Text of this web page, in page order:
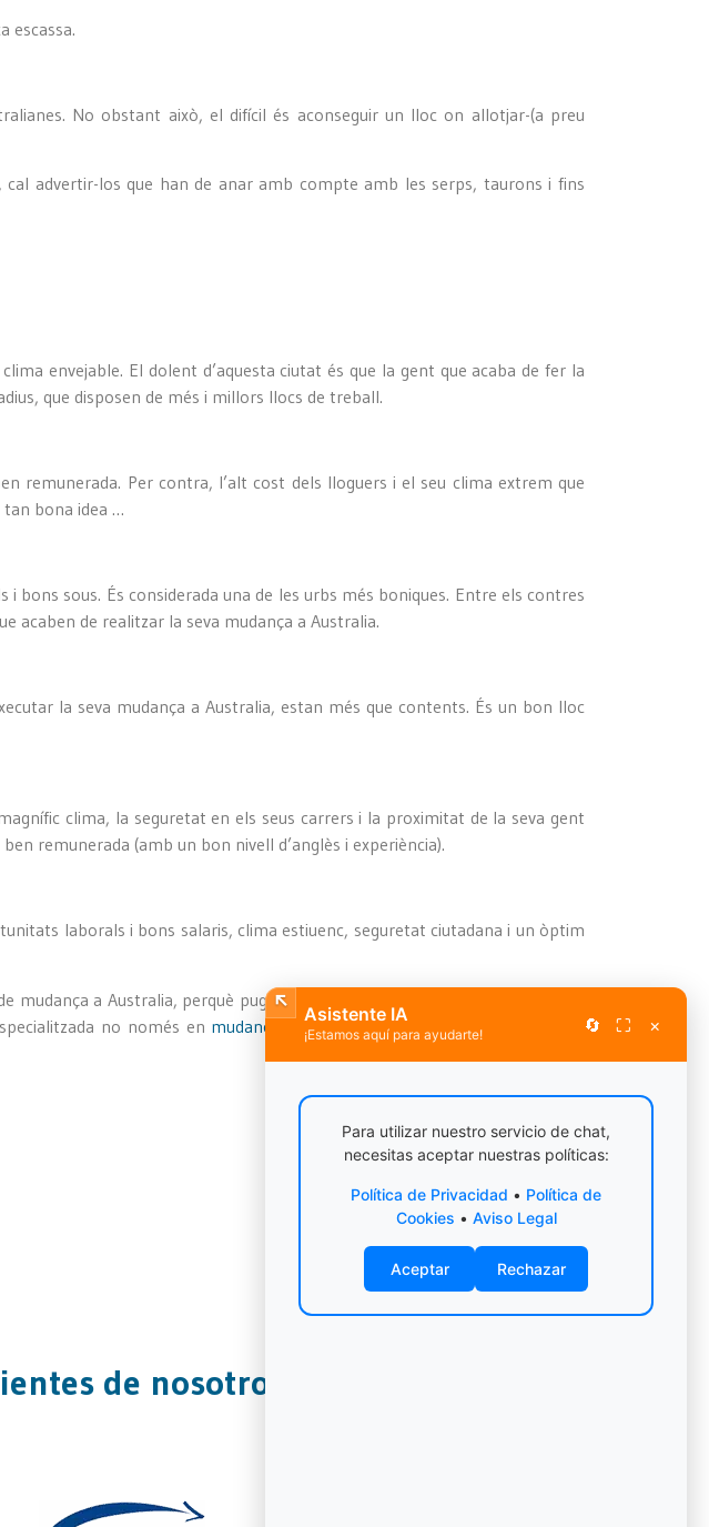
escassa.
No obstant això, el difícil és aconseguir un lloc on allotjar-(a preu
advertir-los que han de anar amb compte amb les serps, taurons i fins
envejable. El dolent d’aquesta ciutat és que la gent que acaba de fer la
que disposen de més i millors llocs de treball.
remunerada. Per contra, l’alt cost dels lloguers i el seu clima extrem que
tan bona idea …
sous. És considerada una de les urbs més boniques. Entre els contres
acaben de realitzar la seva mudança a Australia.
la seva mudança a Australia, estan més que contents. És un bon lloc
clima, la seguretat en els seus carrers i la proximitat de la seva gent
remunerada (amb un bon nivell d’anglès i experiència).
laborals i bons salaris, clima estiuenc, seguretat ciutadana i un òptim
a Australia, perquè puguis començar una nova vida de a l’manera
no només en mudances internacionals, també en
Mudances a Chile
de nosotros?
Asistente IA
¡Estamos aquí para ayudarte! 🔄 ⛶ ×
Para utilizar nuestro servicio de chat,
necesitas aceptar nuestras políticas:
Política de Privacidad • Política de
Cookies • Aviso Legal
Aceptar Rechazar